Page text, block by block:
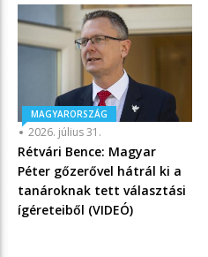
MAGYARORSZÁG
2026. július 31.
Rétvári Bence: Magyar
Péter gőzerővel hátrál ki a
tanároknak tett választási
ígéreteiből (VIDEÓ)